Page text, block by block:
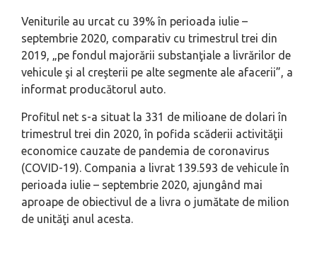
Veniturile au urcat cu 39% în perioada iulie –
septembrie 2020, comparativ cu trimestrul trei din
2019, „pe fondul majorării substanţiale a livrărilor de
vehicule şi al creşterii pe alte segmente ale afacerii”, a
informat producătorul auto.
Profitul net s-a situat la 331 de milioane de dolari în
trimestrul trei din 2020, în pofida scăderii activităţii
economice cauzate de pandemia de coronavirus
(COVID-19). Compania a livrat 139.593 de vehicule în
perioada iulie – septembrie 2020, ajungând mai
aproape de obiectivul de a livra o jumătate de milion
de unităţi anul acesta.